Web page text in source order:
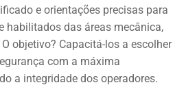
e orientações precisas para
habilitados das áreas mecânica,
objetivo? Capacitá-los a escolher
com a máxima
a integridade dos operadores.